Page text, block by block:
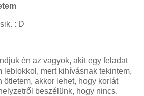
: D
én az vagyok, akit egy feladat
leblokkol, mert kihívásnak tekintem,
ötletem, akkor lehet, hogy korlát
beszélünk, hogy nincs.